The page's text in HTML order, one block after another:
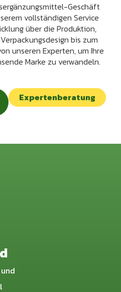
Geschäft
vollständigen Service
über die Produktion,
bis zum
unseren Experten, um Ihre
Marke zu verwandeln.
Expertenberatung